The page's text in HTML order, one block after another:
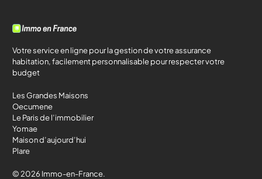
Votre service en ligne pour la gestion de votre assurance
habitation, facilement personnalisable pour respecter votre
budget
Les Grandes Maisons
Oecumene
Le Paris de l’immobilier
Yomae
Maison d’aujourd’hui
Plare
© 2026 Immo-en-France.